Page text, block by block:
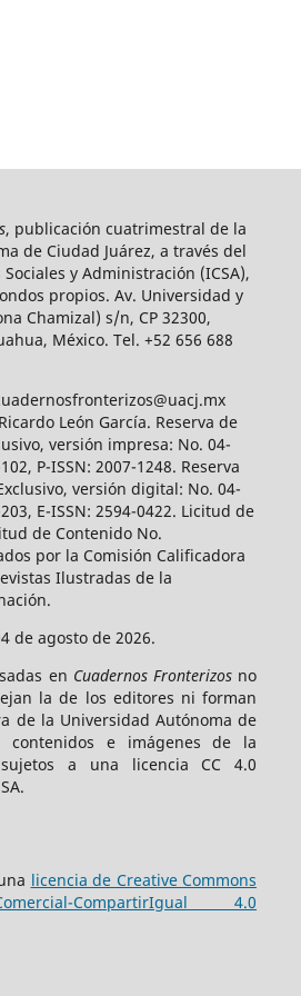
, publicación cuatrimestral de la
de Ciudad Juárez, a través del
y Administración (ICSA),
propios. Av. Universidad y
Chamizal) s/n, CP 32300,
México. Tel. +52 656 688
León García. Reserva de
versión impresa: No. 04-
P-ISSN: 2007-1248. Reserva
versión digital: No. 04-
E-ISSN: 2594-0422. Licitud de
de Contenido No.
por la Comisión Calificadora
Ilustradas de la
de agosto de 2026.
en Cuadernos Fronterizosno
la de los editores ni forman
de la Universidad Autónoma de
contenidos e imágenes de la
a una licencia CC 4.0
licencia de Creative Commons
CompartirIgual 4.0